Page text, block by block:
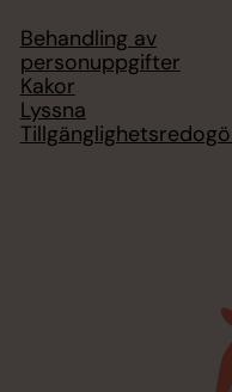
Behandling av
personuppgifter
Kakor
Lyssna